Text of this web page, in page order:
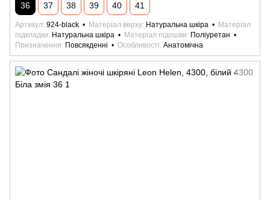
36 37 38 39 40 41
Артикул 924-black Матеріал верху Натуральна шкіра
Матеріал
підкладки
Натуральна шкіра Матеріал підошви
Поліуретан
Призначення
Повсякденні Особливості Анатомічна